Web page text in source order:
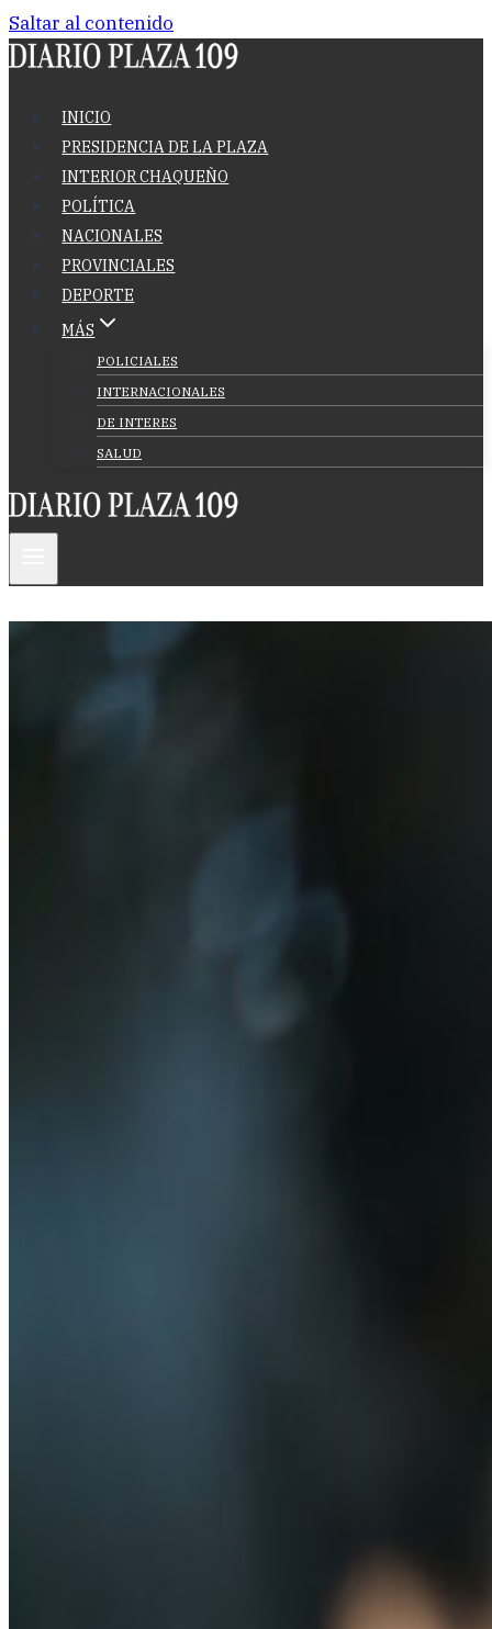
Saltar al contenido
INICIO
PRESIDENCIA DE LA PLAZA
INTERIOR CHAQUEÑO
POLÍTICA
NACIONALES
PROVINCIALES
DEPORTE
MÁS
POLICIALES
INTERNACIONALES
DE INTERES
SALUD